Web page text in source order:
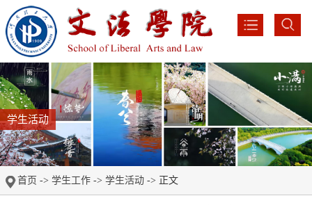
学生活动
首页 -> 学生工作 -> 学生活动 -> 正文